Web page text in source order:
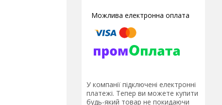
У компанії підключені електронні
платежі. Тепер ви можете купити
будь-який товар не покидаючи